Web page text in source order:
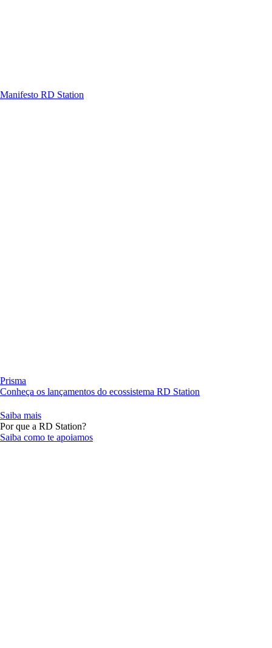
Manifesto RD Station
Prisma
Conheça os lançamentos do ecossistema RD Station
Saiba mais
Por que a RD Station?
Saiba como te apoiamos